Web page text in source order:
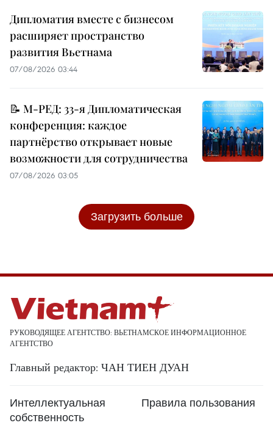
Дипломатия вместе с бизнесом
расширяет пространство
развития Вьетнама
07/08/2026 03:44
📝 М-РЕД: 33-я Дипломатическая
конференция: каждое
партнёрство открывает новые
возможности для сотрудничества
07/08/2026 03:05
Загрузить больше
РУКОВОДЯЩЕЕ АГЕНТСТВО: ВЬЕТНАМСКОЕ ИНФОРМАЦИОННОЕ
АГЕНТСТВО
Главный редактор: ЧАН ТИЕН ДУАН
Интеллектуальная
собственность
Правила пользования